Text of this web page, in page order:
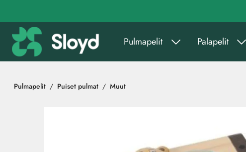
Pulmapelit Palapelit
Pulmapelit Puiset pulmat Muut